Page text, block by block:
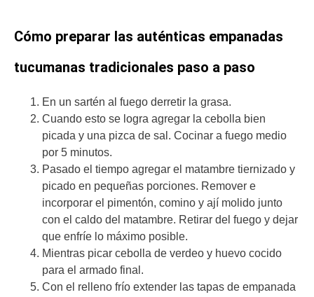
Cómo preparar las auténticas empanadas
tucumanas tradicionales paso a paso
En un sartén al fuego derretir la grasa.
Cuando esto se logra agregar la cebolla bien
picada y una pizca de sal. Cocinar a fuego medio
por 5 minutos.
Pasado el tiempo agregar el matambre tiernizado y
picado en pequeñas porciones. Remover e
incorporar el pimentón, comino y ají molido junto
con el caldo del matambre. Retirar del fuego y dejar
que enfríe lo máximo posible.
Mientras picar cebolla de verdeo y huevo cocido
para el armado final.
Con el relleno frío extender las tapas de empanada